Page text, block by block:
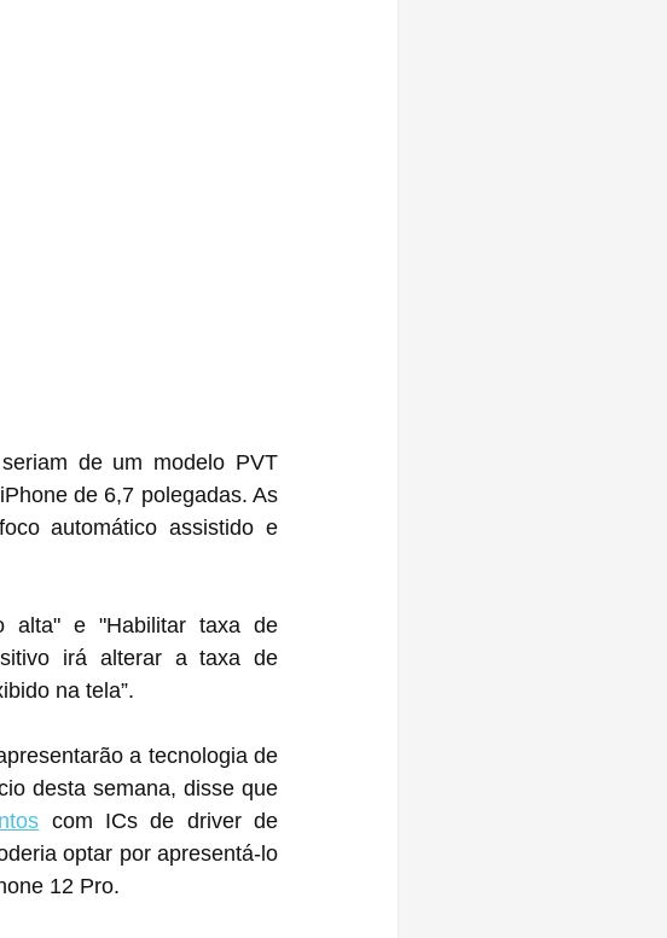
de um modelo PVT
de 6,7 polegadas. As
automático assistido e
alta" e "Habilitar taxa de
irá alterar a taxa de
na tela”.
desta semana, disse que
com ICs de driver de
com telas de 60 Hz ou atrasar o lançamento dos modelos do ‌iPhone 12‌ Pro.